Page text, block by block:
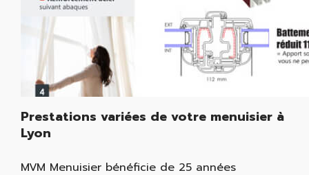
Prestations variées de votre menuisier à
Lyon
MVM Menuisier bénéficie de 25 années